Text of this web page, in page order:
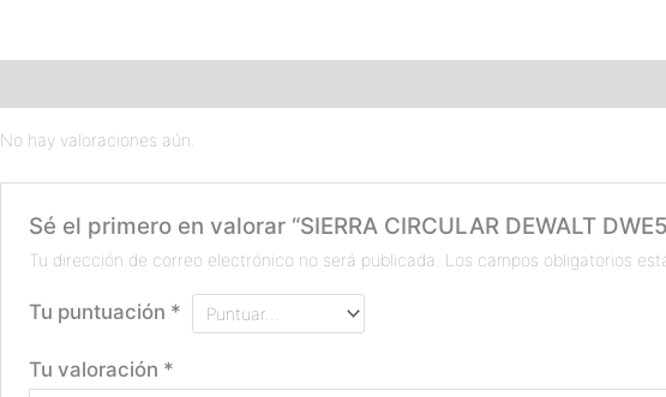
No hay valoraciones aún.
Sé el primero en valorar “SIERRA CIRCULAR DEWALT
Tu dirección de correo electrónico no será publicada. Los campos obligatorios
Tu puntuación *
Tu valoración *